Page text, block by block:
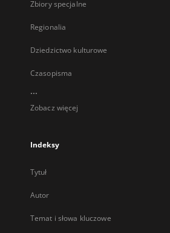
Zbiory specjalne
Regionalia
Dziedzictwo kulturowe
Czasopisma
...
Zobacz więcej
Indeksy
Tytuł
Autor
Temat i słowa kluczowe